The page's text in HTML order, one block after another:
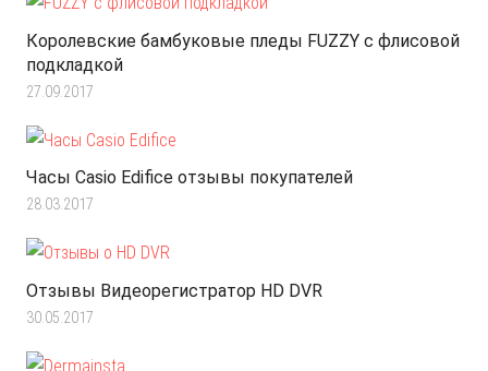
Королевские бамбуковые пледы FUZZY с флисовой
подкладкой
27.09.2017
Часы Casio Edifice отзывы покупателей
28.03.2017
Отзывы Видеорегистратор HD DVR
30.05.2017